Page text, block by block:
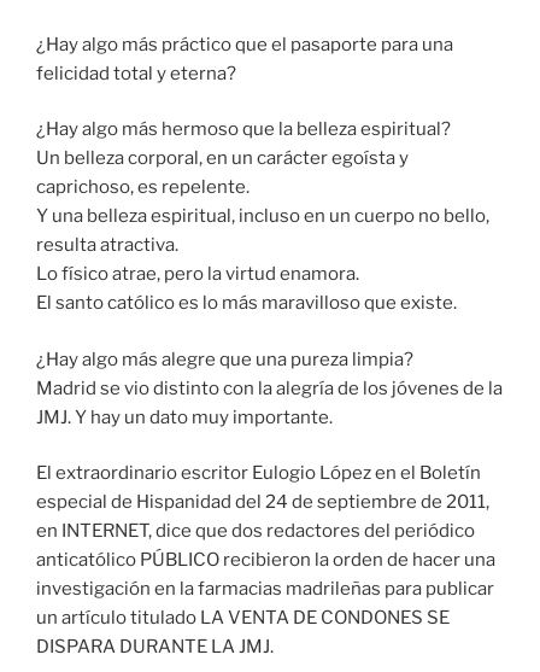
¿Hay algo más práctico que el pasaporte para una
felicidad total y eterna?
¿Hay algo más hermoso que la belleza espiritual?
Un belleza corporal, en un carácter egoísta y
caprichoso, es repelente.
Y una belleza espiritual, incluso en un cuerpo no bello,
resulta atractiva.
Lo físico atrae, pero la virtud enamora.
El santo católico es lo más maravilloso que existe.
¿Hay algo más alegre que una pureza limpia?
Madrid se vio distinto con la alegría de los jóvenes de la
JMJ. Y hay un dato muy importante.
El extraordinario escritor Eulogio López en el Boletín
especial de Hispanidad del 24 de septiembre de 2011,
en INTERNET, dice que dos redactores del periódico
anticatólico PÚBLICO recibieron la orden de hacer una
investigación en la farmacias madrileñas para publicar
un artículo titulado LA VENTA DE CONDONES SE
DISPARA DURANTE LA JMJ.